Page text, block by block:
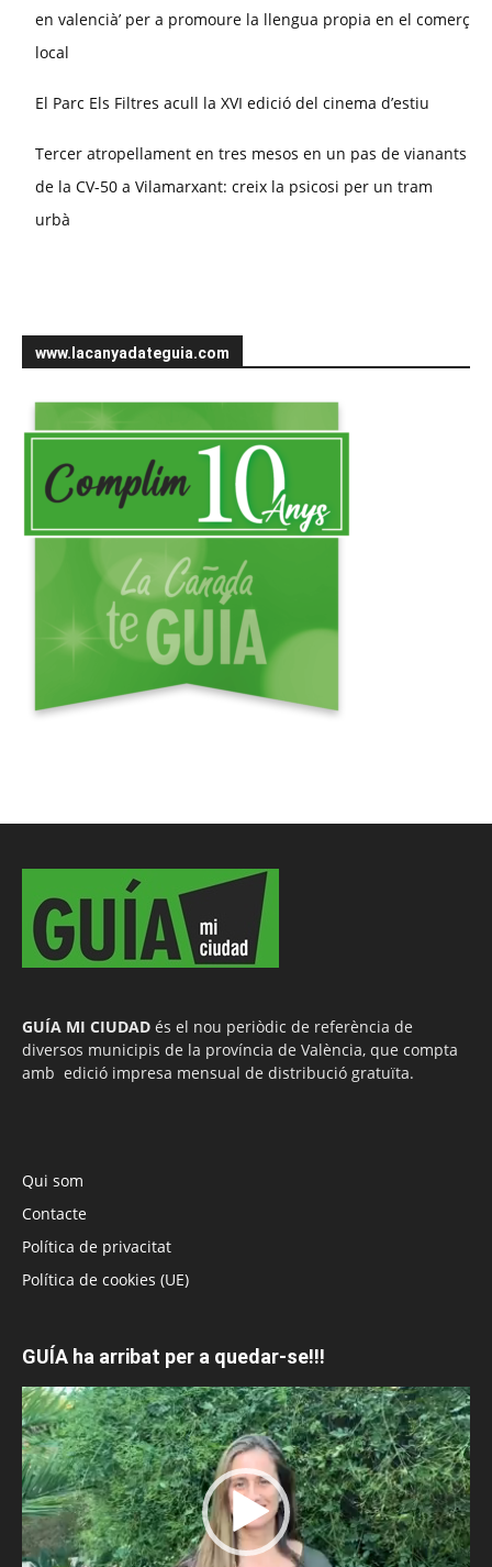
en valencià’ per a promoure la llengua propia en el comerç
local
El Parc Els Filtres acull la XVI edició del cinema d’estiu
Tercer atropellament en tres mesos en un pas de vianants
de la CV-50 a Vilamarxant: creix la psicosi per un tram
urbà
www.lacanyadateguia.com
GUÍA MI CIUDAD és el nou periòdic de referència de
diversos municipis de la província de València, que compta
amb edició impresa mensual de distribució gratuïta.
Qui som
Contacte
Política de privacitat
Política de cookies (UE)
GUÍA ha arribat per a quedar-se!!!
Reproductor
de
vídeo